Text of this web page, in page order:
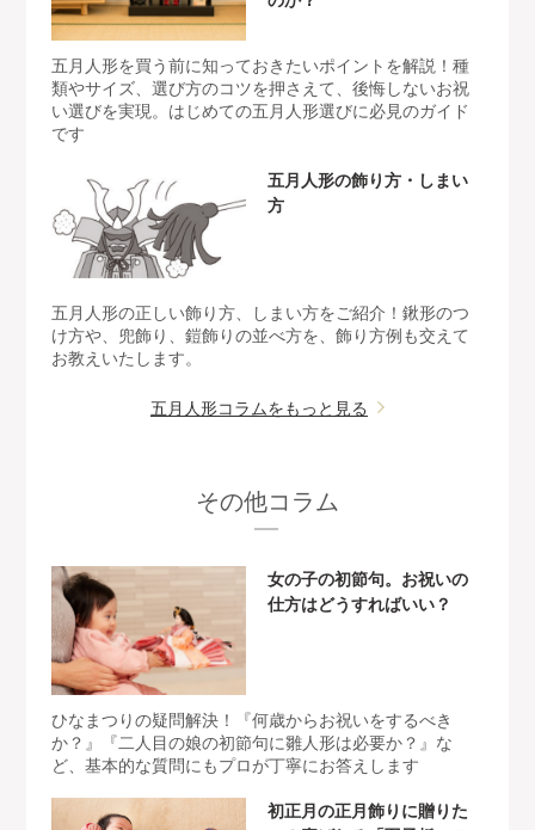
五月人形を買う前に知っておきたいポイントを解説！種
類やサイズ、選び方のコツを押さえて、後悔しないお祝
い選びを実現。はじめての五月人形選びに必見のガイド
です
五月人形の飾り方・しまい
方
五月人形の正しい飾り方、しまい方をご紹介！鍬形のつ
け方や、兜飾り、鎧飾りの並べ方を、飾り方例も交えて
お教えいたします。
五月人形コラムをもっと見る
その他コラム
女の子の初節句。お祝いの
仕方はどうすればいい？
ひなまつりの疑問解決！『何歳からお祝いをするべき
か？』『二人目の娘の初節句に雛人形は必要か？』な
ど、基本的な質問にもプロが丁寧にお答えします
初正月の正月飾りに贈りた